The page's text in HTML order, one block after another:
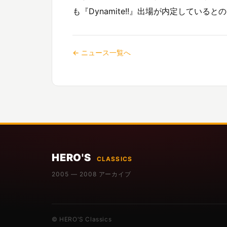
も『Dynamite!!』出場が内定していると
← ニュース一覧へ
HERO'S
CLASSICS
2005 — 2008 アーカイブ
© HERO'S Classics